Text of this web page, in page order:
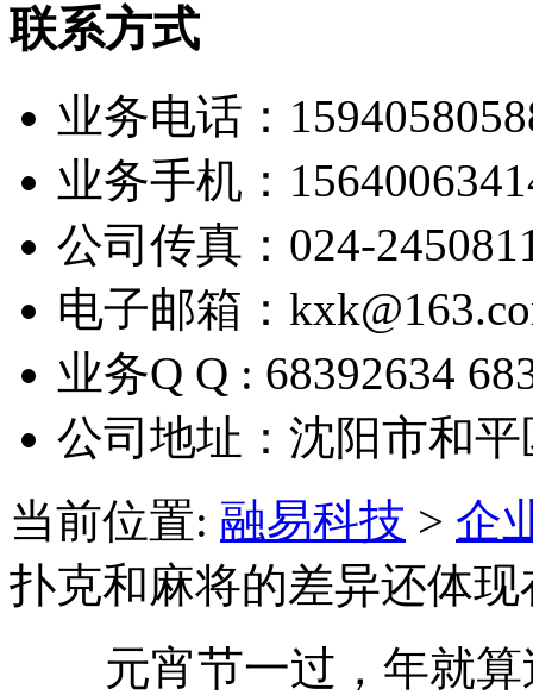
联系方式
业务电话：
业务手机：
公司传真：024-
电子邮箱：
业务Q Q : 68392634
公司地址：沈阳市和
当前位置: 融易科技 > 企
扑克和麻将的差异还体
元宵节一过，年就算